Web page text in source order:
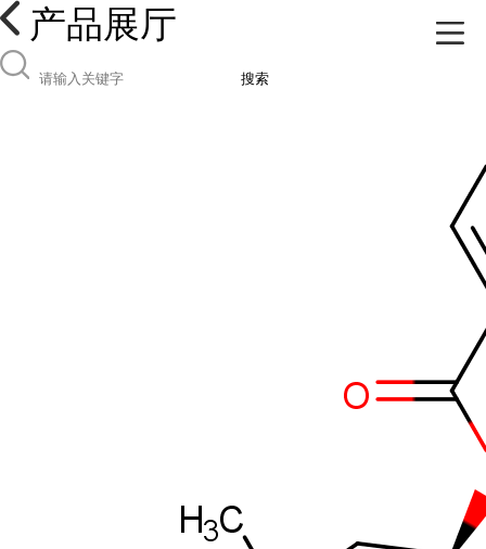
产品展厅
搜索